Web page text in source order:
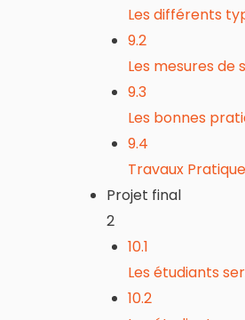
Les différents
9.2
Les mesures de
9.3
Les bonnes
9.4
Travaux
Projet final
2
10.1
Les étudiants
10.2